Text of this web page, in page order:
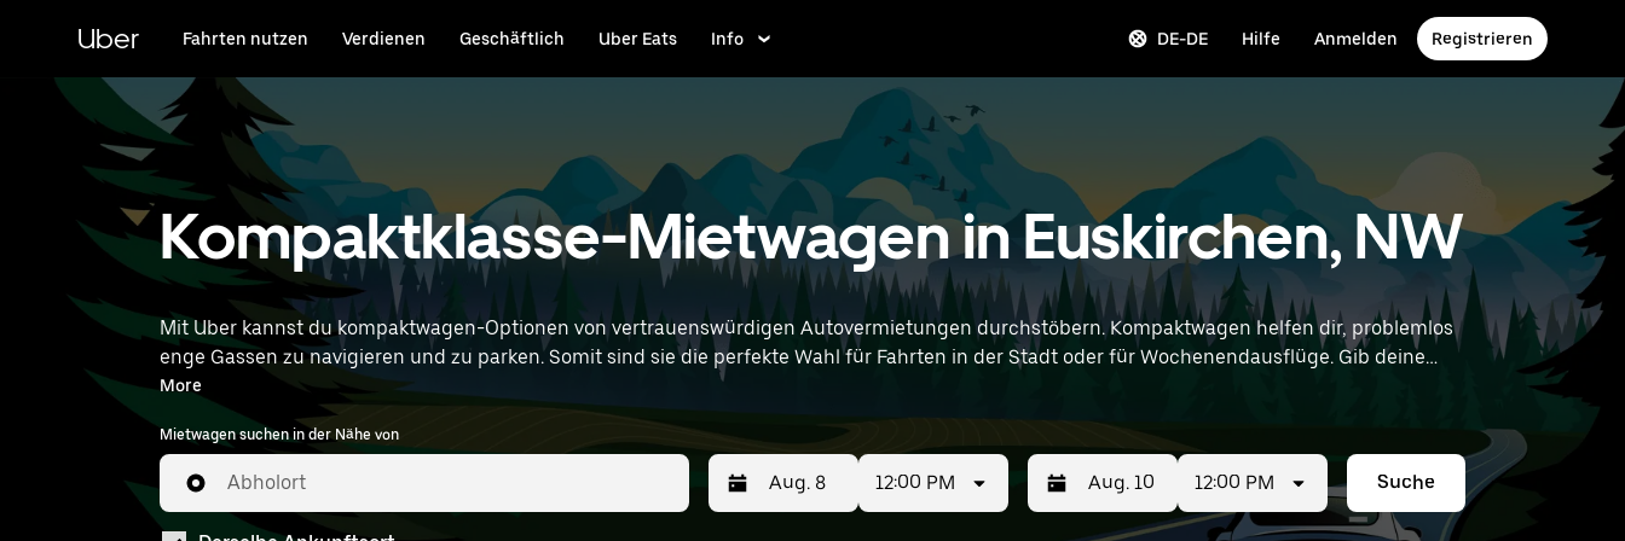
HauptinhaltUber Fahrten nutzen Verdienen Geschäftlich Uber Eats Info DE-DE Hilfe Anmelden Registrieren
Kompaktklasse-Mietwagen in Euskirchen, NW
Mit Uber kannst du kompaktwagen-Optionen von vertrauenswürdigen Autovermietungen durchstöbern. Kompaktwagen helfen dir, problemlos
enge Gassen zu navigieren und zu parken. Somit sind sie die perfekte Wahl für Fahrten in der Stadt oder für Wochenendausflüge. Gib deine
Zeit- und Standortangaben (z. B. Cologne Bonn Airport) ein, um kompaktwagen-Vermietungen in deiner Nähe zu finden.
More
Mietwagen suchen in der Nähe von
Abholort 12:00 PM 12:00 PM Suche